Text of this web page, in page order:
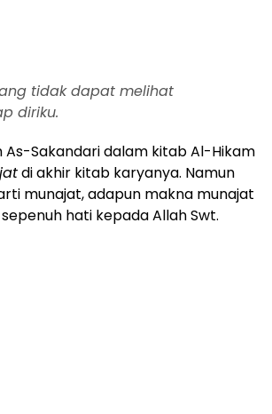
tidak dapat melihat
diriku.
As-Sakandari dalam kitab Al-Hikam
di akhir kitab karyanya. Namun
munajat, adapun makna munajat
hati kepada Allah Swt.